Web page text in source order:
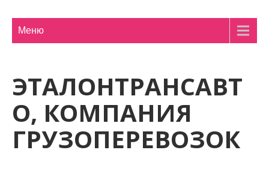
Меню
ЭТАЛОНТРАНСАВТ
О, КОМПАНИЯ
ГРУЗОПЕРЕВОЗОК